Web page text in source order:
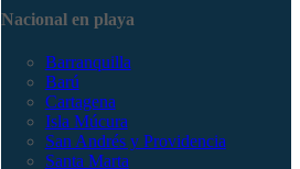
Nacional en playa
Barranquilla
Barú
Cartagena
Isla Múcura
San Andrés y Providencia
Santa Marta